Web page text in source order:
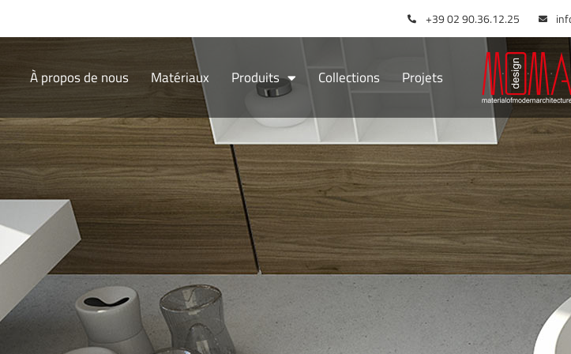
+39 02 90.36.12.25
À propos de nous Matériaux Produits Collections Projets